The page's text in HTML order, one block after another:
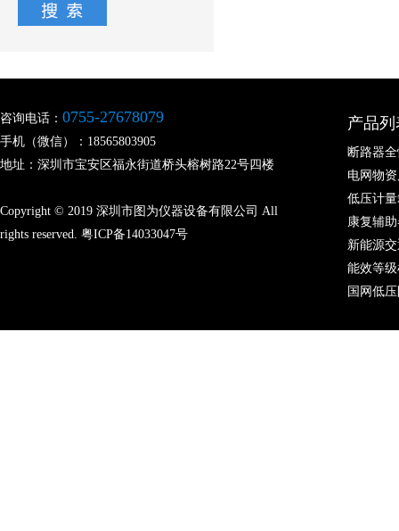
咨询电话： 0755-27678079
手机（微信）：18565803905
地址：深圳市宝安区福永街道桥头榕树路22号四楼
Copyright © 2019 深圳市图为仪器设备有限公司 All
rights reserved. 粤ICP备14033047号
产品列
断路器
电网物
低压计
康复辅
新能源
能效等
国网低